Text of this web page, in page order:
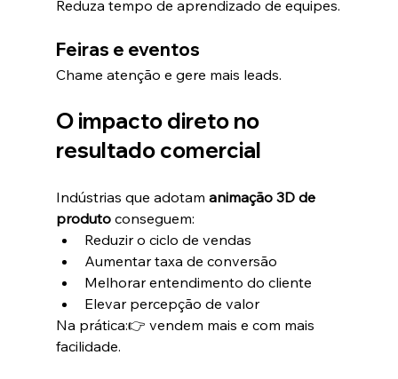
Reduza tempo de aprendizado de equipes.
Feiras e eventos
Chame atenção e gere mais leads.
O impacto direto no
resultado comercial
Indústrias que adotam animação 3D de
produto conseguem:
Reduzir o ciclo de vendas
Aumentar taxa de conversão
Melhorar entendimento do cliente
Elevar percepção de valor
Na prática:👉 vendem mais e com mais
facilidade.